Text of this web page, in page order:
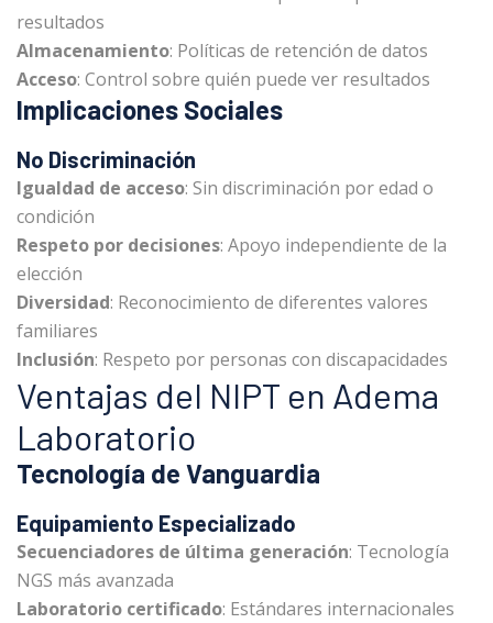
resultados
Almacenamiento: Políticas de retención de datos
Acceso: Control sobre quién puede ver resultados
Implicaciones Sociales
No Discriminación
Igualdad de acceso: Sin discriminación por edad o
condición
Respeto por decisiones: Apoyo independiente de la
elección
Diversidad: Reconocimiento de diferentes valores
familiares
Inclusión: Respeto por personas con discapacidades
Ventajas del NIPT en Adema
Laboratorio
Tecnología de Vanguardia
Equipamiento Especializado
Secuenciadores de última generación: Tecnología
NGS más avanzada
Laboratorio certificado: Estándares internacionales